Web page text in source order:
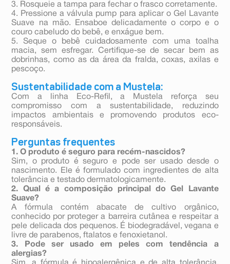
3. Rosqueie a tampa para fechar o frasco corretamente.
4. Pressione a válvula pump para aplicar o Gel Lavante
Suave na mão. Ensaboe delicadamente o corpo e o
couro cabeludo do bebê, e enxágue bem.
5. Seque o bebê cuidadosamente com uma toalha
macia, sem esfregar. Certifique-se de secar bem as
dobrinhas, como as da área da fralda, coxas, axilas e
pescoço.
Sustentabilidade com a Mustela:
Com a linha Eco-Refil, a Mustela reforça seu
compromisso com a sustentabilidade, reduzindo
impactos ambientais e promovendo produtos eco-
responsáveis.
Perguntas frequentes
1. O produto é seguro para recém-nascidos?
Sim, o produto é seguro e pode ser usado desde o
nascimento. Ele é formulado com ingredientes de alta
tolerância e testado dermatologicamente.
2. Qual é a composição principal do Gel Lavante
Suave?
A fórmula contém abacate de cultivo orgânico,
conhecido por proteger a barreira cutânea e respeitar a
pele delicada dos pequenos. É biodegradável, vegana e
livre de parabenos, ftalatos e fenoxietanol.
3. Pode ser usado em peles com tendência a
alergias?